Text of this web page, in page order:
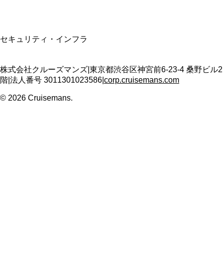
セキュリティ・インフラ
株式会社クルーズマンズ 東京都渋谷区神宮前6-23-4 桑野ビル2
階 法人番号 3011301023586 corp.cruisemans.com
© 2026 Cruisemans.